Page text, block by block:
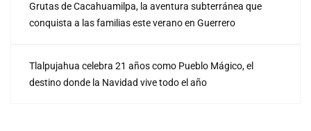
Grutas de Cacahuamilpa, la aventura subterránea que
conquista a las familias este verano en Guerrero
Tlalpujahua celebra 21 años como Pueblo Mágico, el
destino donde la Navidad vive todo el año